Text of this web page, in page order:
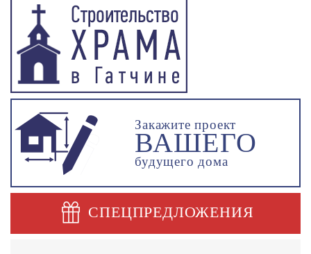
Закажите проект
ВАШЕГО
будущего дома
СПЕЦПРЕДЛОЖЕНИЯ